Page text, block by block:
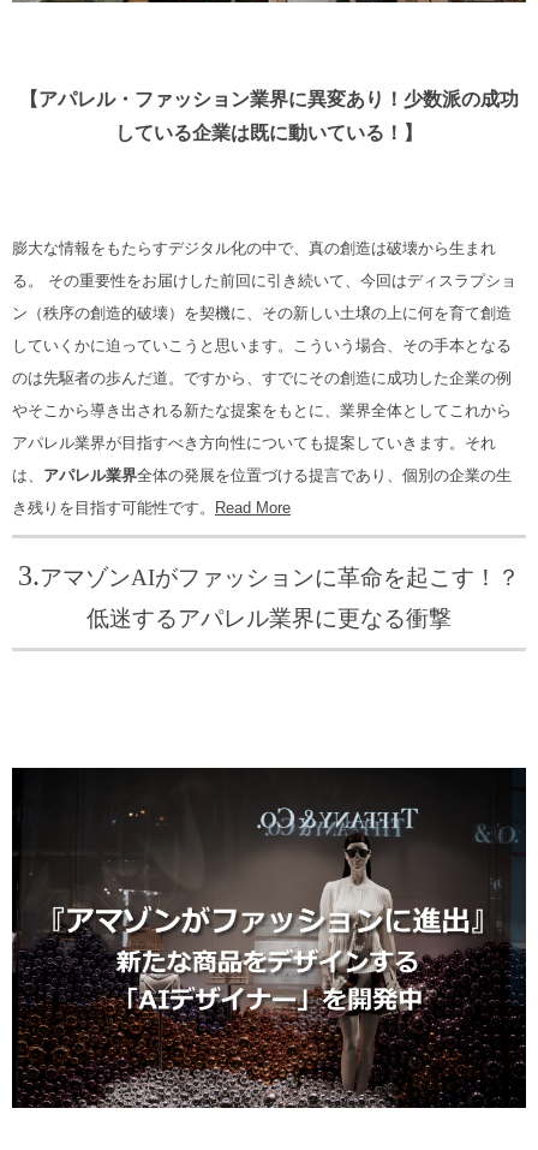
【アパレル・ファッション業界に異変あり！少数派の成功
している企業は既に動いている！】
膨大な情報をもたらすデジタル化の中で、真の創造は破壊から生まれ
る。
その重要性をお届けした前回に引き続いて、今回はディスラプショ
ン（秩序の創造的破壊）を契機に、その新しい土壌の上に何を育て創造
していくかに迫っていこうと思います。こういう場合、その手本となる
のは先駆者の歩んだ道。ですから、すでにその創造に成功した企業の例
やそこから導き出される新たな提案をもとに、業界全体としてこれから
アパレル業界が目指すべき方向性についても提案していきます。それ
は、 アパレル業界全体の発展を位置づける提言であり、個別の企業の生
き残りを目指す可能性です。 Read More
3.アマゾンAIがファッションに革命を起こす！？
低迷するアパレル業界に更なる衝撃